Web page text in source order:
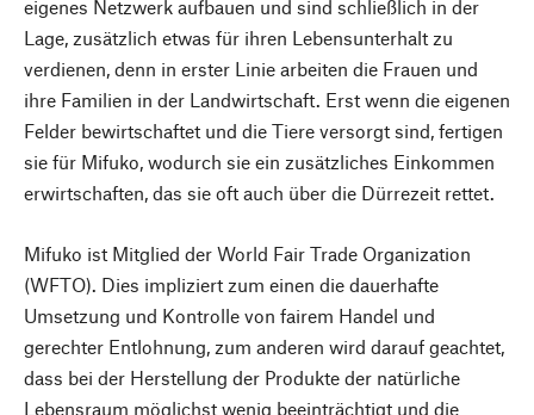
eigenes Netzwerk aufbauen und sind schließlich in der
Lage, zusätzlich etwas für ihren Lebensunterhalt zu
verdienen, denn in erster Linie arbeiten die Frauen und
ihre Familien in der Landwirtschaft. Erst wenn die eigenen
Felder bewirtschaftet und die Tiere versorgt sind, fertigen
sie für Mifuko, wodurch sie ein zusätzliches Einkommen
erwirtschaften, das sie oft auch über die Dürrezeit rettet.
Mifuko ist Mitglied der World Fair Trade Organization
(WFTO). Dies impliziert zum einen die dauerhafte
Umsetzung und Kontrolle von fairem Handel und
gerechter Entlohnung, zum anderen wird darauf geachtet,
dass bei der Herstellung der Produkte der natürliche
Lebensraum möglichst wenig beeinträchtigt und die